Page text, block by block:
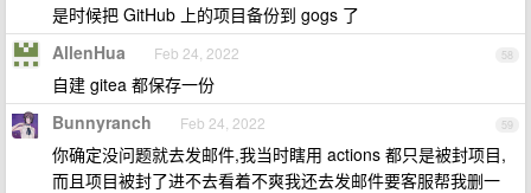
是时候把 GitHub 上的项目备份到 gogs 了
58
AllenHua Feb 24, 2022
自建 gitea 都保存一份
59
Bunnyranch Feb 24, 2022
你确定没问题就去发邮件,我当时瞎用 actions 都只是被封项目,
而且项目被封了进不去看着不爽我还去发邮件要客服帮我删一